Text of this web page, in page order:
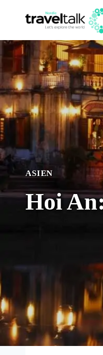
ASIEN
Hoi